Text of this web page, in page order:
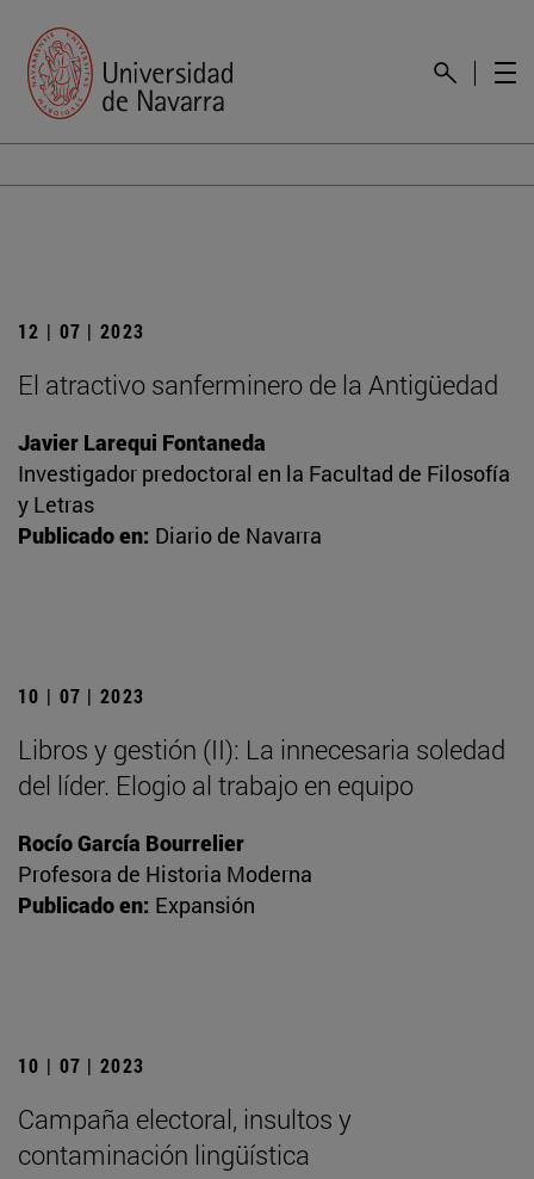
12 | 07 | 2023
El atractivo sanferminero de la Antigüedad
Javier Larequi Fontaneda
Investigador predoctoral en la Facultad de Filosofía
y Letras
Publicado en: Diario de Navarra
10 | 07 | 2023
Libros y gestión (II): La innecesaria soledad
del líder. Elogio al trabajo en equipo
Rocío García Bourrelier
Profesora de Historia Moderna
Publicado en: Expansión
10 | 07 | 2023
Campaña electoral, insultos y
contaminación lingüística